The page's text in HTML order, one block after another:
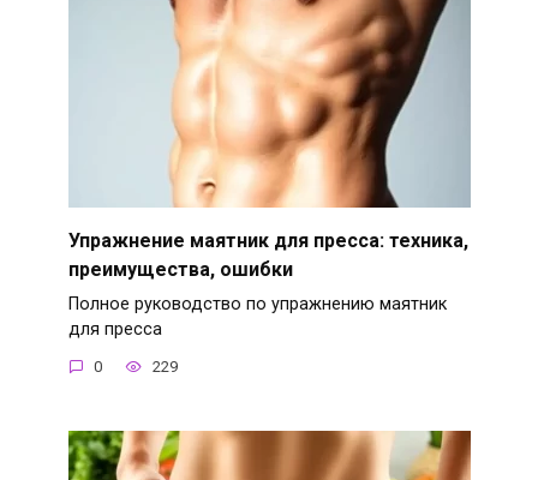
Упражнение маятник для пресса: техника,
преимущества, ошибки
Полное руководство по упражнению маятник
для пресса
0 229